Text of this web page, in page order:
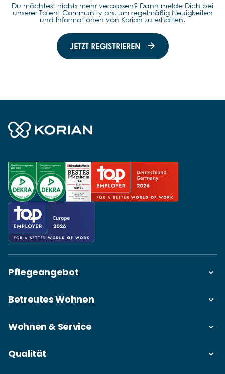
Du möchtest nichts mehr verpassen? Dann melde Dich bei
unserer Talent Community an, um regelmäßig Neuigkeiten
und Informationen von Korian zu erhalten.
JETZT REGISTRIEREN
Pflegeangebot
Betreutes Wohnen
Wohnen & Service
Qualität